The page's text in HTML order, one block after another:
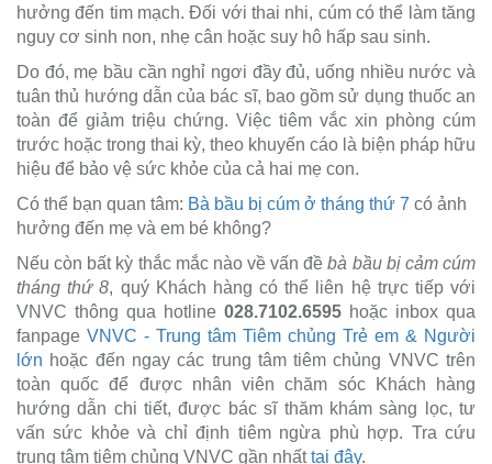
hưởng đến tim mạch. Đối với thai nhi, cúm có thể làm tăng
nguy cơ sinh non, nhẹ cân hoặc suy hô hấp sau sinh.
Do đó, mẹ bầu cần nghỉ ngơi đầy đủ, uống nhiều nước và
tuân thủ hướng dẫn của bác sĩ, bao gồm sử dụng thuốc an
toàn để giảm triệu chứng. Việc tiêm vắc xin phòng cúm
trước hoặc trong thai kỳ, theo khuyến cáo là biện pháp hữu
hiệu để bảo vệ sức khỏe của cả hai mẹ con.
Có thể bạn quan tâm: Bà bầu bị cúm ở tháng thứ 7 có ảnh
hưởng đến mẹ và em bé không?
Nếu còn bất kỳ thắc mắc nào về vấn đềbà bầu bị cảm cúm
tháng thứ 8, quý Khách hàng có thể liên hệ trực tiếp với
VNVC thông qua hotline 028.7102.6595 hoặc inbox qua
fanpage VNVC - Trung tâm Tiêm chủng Trẻ em & Người
lớn hoặc đến ngay các trung tâm tiêm chủng VNVC trên
toàn quốc để được nhân viên chăm sóc Khách hàng
hướng dẫn chi tiết, được bác sĩ thăm khám sàng lọc, tư
vấn sức khỏe và chỉ định tiêm ngừa phù hợp. Tra cứu
trung tâm tiêm chủng VNVC gần nhấttại đây.